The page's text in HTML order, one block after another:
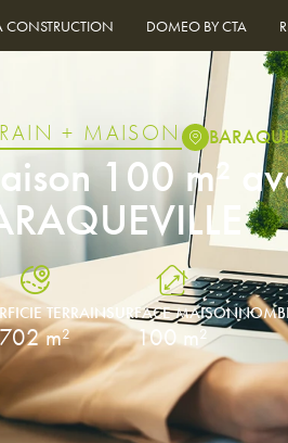
CONSTRUCTION DOMEO BY CTA
+ MAISON
100 m²
TERRAIN
702 m²
SURFACE MAISON
100 m²